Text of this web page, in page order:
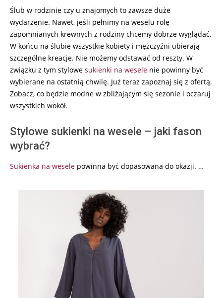
Ślub w rodzinie czy u znajomych to zawsze duże
wydarzenie. Nawet, jeśli pełnimy na weselu rolę
zapomnianych krewnych z rodziny chcemy dobrze wyglądać.
W końcu na ślubie wszystkie kobiety i mężczyźni ubierają
szczególne kreacje. Nie możemy odstawać od reszty. W
związku z tym stylowe sukienki na wesele nie powinny być
wybierane na ostatnią chwilę. Już teraz zapoznaj się z ofertą.
Zobacz, co będzie modne w zbliżającym się sezonie i oczaruj
wszystkich wokół.
Stylowe sukienki na wesele – jaki fason
wybrać?
Sukienka na wesele powinna być dopasowana do okazji. …